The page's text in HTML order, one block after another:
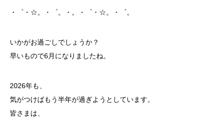
・゜・☆。・゜。・。・゜・☆。・゜。
いかがお過ごしでしょうか？
早いもので6月になりましたね。
2026年も、
気がつけばもう半年が過ぎようとしています。
皆さまは、